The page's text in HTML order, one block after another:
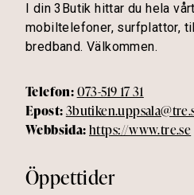
I din 3Butik hittar du hela
mobiltelefoner, surfplattor,
bredband. Välkommen.
Telefon:073-519 17 31
Epost:
Webbsida:https://www.tre.se
Öppettider